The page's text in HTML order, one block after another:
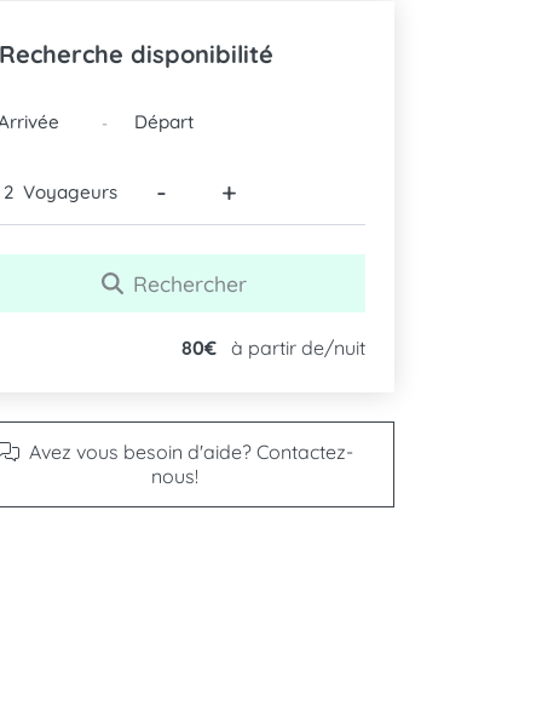
disponibilité
DATES -
Voyageurs - +
Rechercher
80€ à partir de/nuit
Avez vous besoin d'aide? Contactez-
nous!